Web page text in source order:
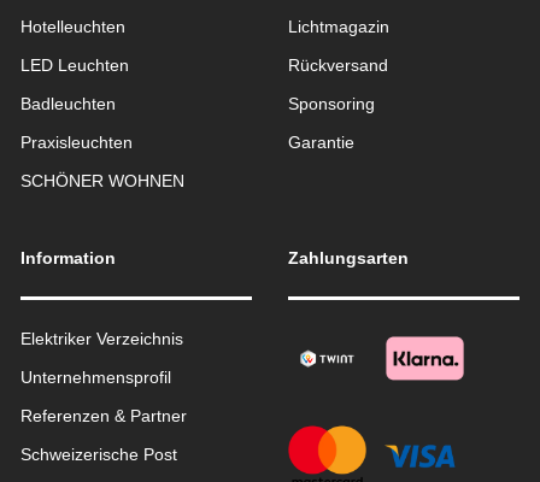
Hotelleuchten
LED Leuchten
Badleuchten
Praxisleuchten
SCHÖNER WOHNEN
Lichtmagazin
Rückversand
Sponsoring
Garantie
Information
Elektriker Verzeichnis
Unternehmensprofil
Referenzen & Partner
Schweizerische Post
Zahlungsarten